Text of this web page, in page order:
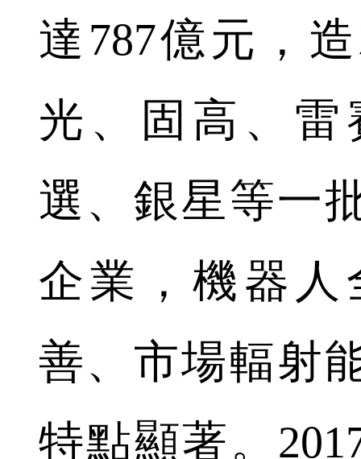
達787億元，
光、固高、
選、銀星等一
企業，機器
善、市場輻射
特點顯著。